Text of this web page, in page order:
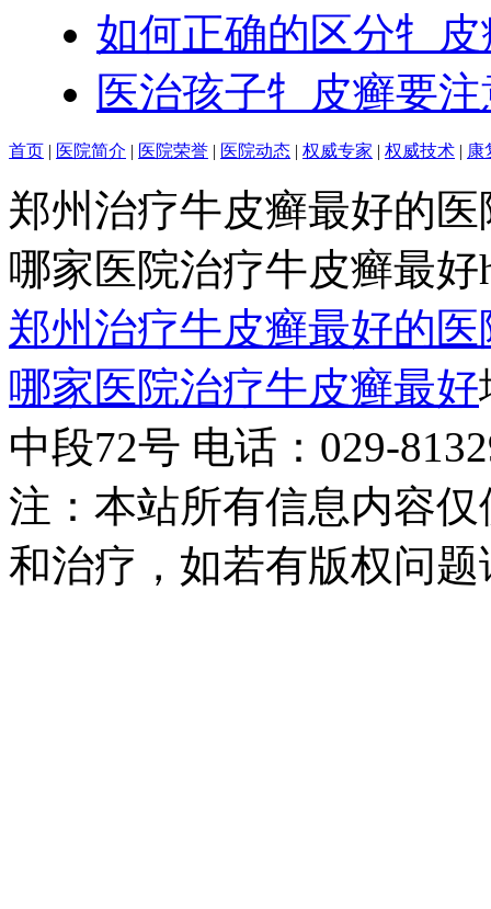
如何正确的区分牜
医治孩子牜皮癣要
首页 | 医院简介 | 医院荣誉 | 医院动态 | 权威专家 | 权威技术 | 康
郑州治疗牛皮癣最好的
哪家医院治疗牛皮癣最好
郑州治疗牛皮癣最好的
哪家医院治疗牛皮癣最好
中段72号 电话：029-
注：本站所有信息内容
和治疗，如若有版权问